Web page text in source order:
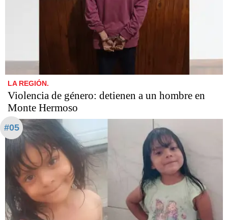
LA REGIÓN.
Violencia de género: detienen a un hombre en
Monte Hermoso
#05